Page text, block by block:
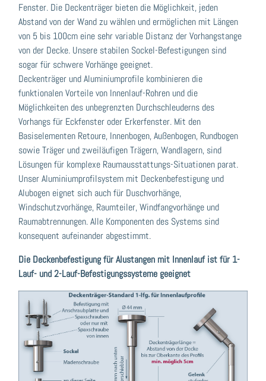
Fenster. Die Deckenträger bieten die Möglichkeit, jeden
Abstand von der Wand zu wählen und ermöglichen mit Längen
von 5 bis 100cm eine sehr variable Distanz der Vorhangstange
von der Decke. Unsere stabilen Sockel-Befestigungen sind
sogar für schwere Vorhänge geeignet.
Deckenträger und Aluminiumprofile kombinieren die
funktionalen Vorteile von Innenlauf-Rohren und die
Möglichkeiten des unbegrenzten Durchschleuderns des
Vorhangs für Eckfenster oder Erkerfenster. Mit den
Basiselementen Retoure, Innenbogen, Außenbogen, Rundbogen
sowie Träger und zweiläufigen Trägern, Wandlagern, sind
Lösungen für komplexe Raumausstattungs-Situationen parat.
Unser Aluminiumprofilsystem mit Deckenbefestigung und
Alubogen eignet sich auch für Duschvorhänge,
Windschutzvorhänge, Raumteiler, Windfangvorhänge und
Raumabtrennungen. Alle Komponenten des Systems sind
konsequent aufeinander abgestimmt.
Die Deckenbefestigung für Alustangen mit Innenlauf ist für 1-
Lauf- und 2-Lauf-Befestigungssysteme geeignet